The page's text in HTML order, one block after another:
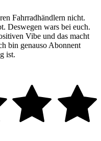
Fahrradhändlern nicht.
Deswegen wars bei euch.
Vibe und das macht
bin genauso Abonnent
ist.